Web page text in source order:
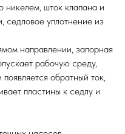
никелем, шток клапана и
уплотнение из
направлении, запорная
рабочую среду,
обратный ток,
пластины к седлу и